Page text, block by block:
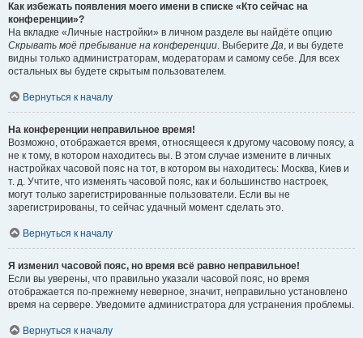
Как избежать появления моего имени в списке «Кто сейчас на
конференции»?
На вкладке «Личные настройки» в личном разделе вы найдёте опцию
Скрывать моё пребывание на конференции. ВыберитеДа, и вы будете
видны только администраторам, модераторам и самому себе. Для всех
остальных вы будете скрытым пользователем.
Вернуться к началу
На конференции неправильное время!
Возможно, отображается время, относящееся к другому часовому поясу, а
не к тому, в котором находитесь вы. В этом случае измените в личных
настройках часовой пояс на тот, в котором вы находитесь: Москва, Киев и
т. д. Учтите, что изменять часовой пояс, как и большинство настроек,
могут только зарегистрированные пользователи. Если вы не
зарегистрированы, то сейчас удачный момент сделать это.
Вернуться к началу
Я изменил часовой пояс, но время всё равно неправильное!
Если вы уверены, что правильно указали часовой пояс, но время
отображается по-прежнему неверное, значит, неправильно установлено
время на сервере. Уведомите администратора для устранения проблемы.
Вернуться к началу